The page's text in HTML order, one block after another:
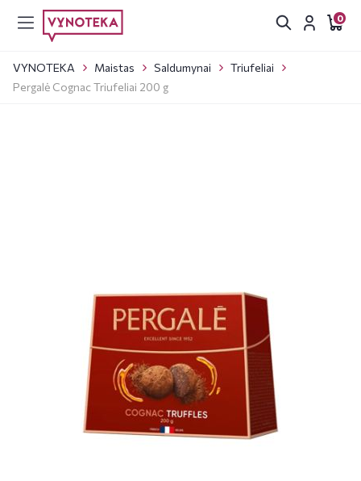
0
VYNOTEKA Maistas Saldumynai
Triufeliai
Pergalė Cognac Triufeliai 200 g